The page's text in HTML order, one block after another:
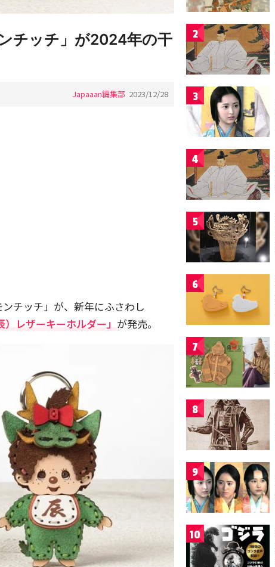
チッチ」が2024年の干
Japaaan編集部 2023/12/28
チッチ」が、新年にふさわし
）レザーキーホルダー」 が発売。
2
3
4
5
6
7
8
9
10